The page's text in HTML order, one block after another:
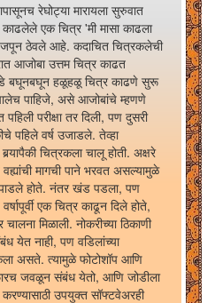
रेघोट्या मारायला सुरुवात
एक चित्र 'मी मासा काढला
ठेवले आहे. कदाचित चित्रकलेची
आजोबा उत्तम चित्र काढत
बघूनबघून हळूहळू चित्र काढणे सुरू
पाहिजे, असे आजोबांचे म्हणणे
परीक्षा तर दिली, पण दुसरी
पहिले वर्ष उजाडले. तेव्हा
चित्रकला चालू होती. अक्षरे
वह्यांची मागची पाने भरवत असल्यामुळे
पाडले होते. नंतर खंड पडला, पण
एक चित्र काढून दिले होते,
मिळाली. नोकरीच्या ठिकाणी
येत नाही, पण वडिलांच्या
असते. त्यामुळे फोटोशॉप आणि
जवळून संबंध येतो, आणि जोडीला
उपयुक्त सॉफ्टवेअरही